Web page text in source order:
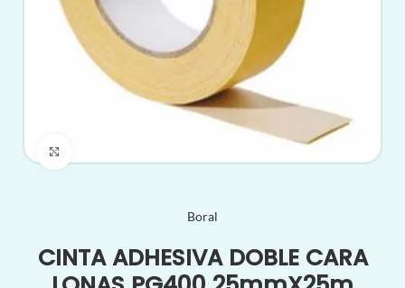
Boral
CINTA ADHESIVA DOBLE CARA